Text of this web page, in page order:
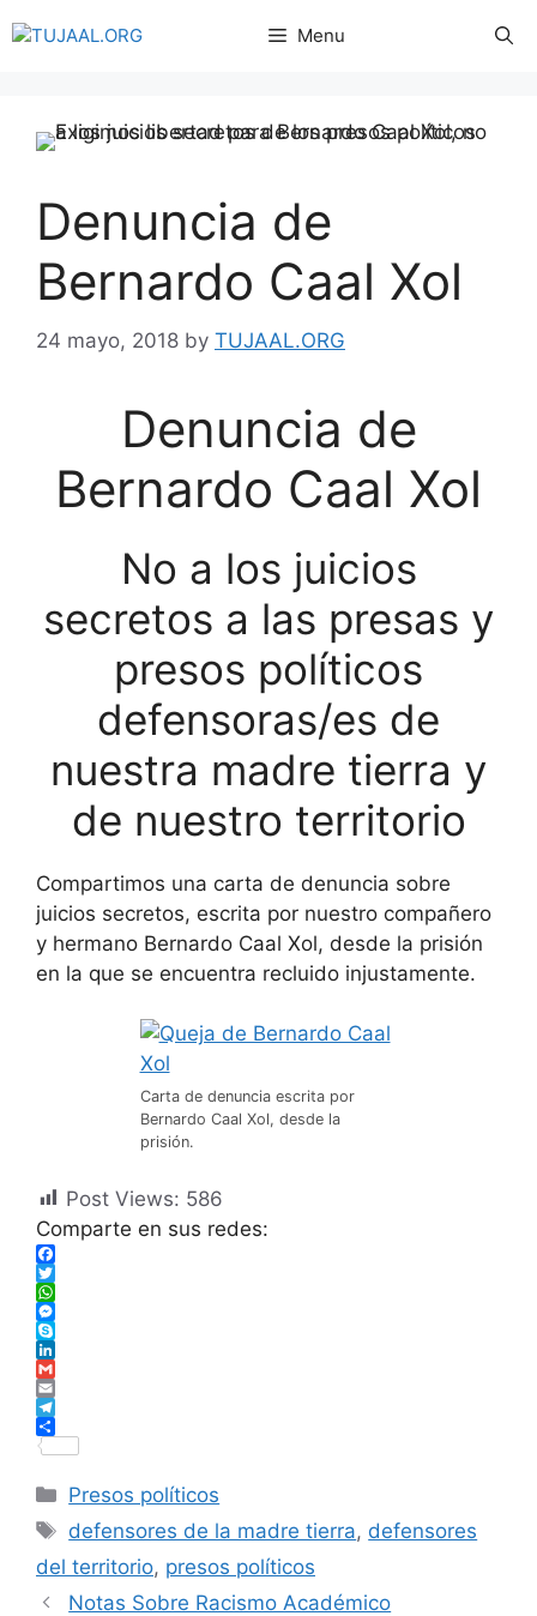
Menu
Denuncia de
Bernardo Caal Xol
24 mayo, 2018 by TUJAAL.ORG
Denuncia de
Bernardo Caal Xol
No a los juicios
secretos a las presas y
presos políticos
defensoras/es de
nuestra madre tierra y
de nuestro territorio
Compartimos una carta de denuncia sobre
juicios secretos, escrita por nuestro compañero
y hermano Bernardo Caal Xol, desde la prisión
en la que se encuentra recluido injustamente.
Carta de denuncia escrita por
Bernardo Caal Xol, desde la
prisión.
Post Views: 586
Comparte en sus redes:
F
a
c
e
b
o
o
k
T
w
i
t
t
e
r
W
h
a
t
s
A
p
p
M
e
s
s
e
n
g
r
S
k
y
p
e
L
i
n
k
e
I
n
G
m
a
i
E
m
a
l
T
e
e
g
r
a
m
a
r
e
Presos políticos
defensores de la madre tierra, defensores
del territorio, presos políticos
Notas Sobre Racismo Académico